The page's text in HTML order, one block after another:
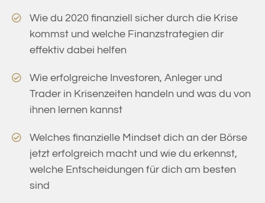
Wie du 2020 finanziell sicher durch die Krise
kommst und welche Finanzstrategien dir
effektiv dabei helfen
Wie erfolgreiche Investoren, Anleger und
Trader in Krisenzeiten handeln und was du von
ihnen lernen kannst
Welches finanzielle Mindset dich an der Börse
jetzt erfolgreich macht und wie du erkennst,
welche Entscheidungen für dich am besten
sind